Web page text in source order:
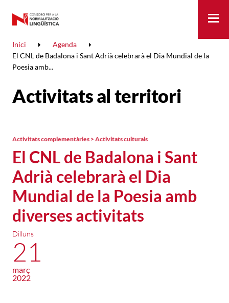
Inici
Agenda
El CNL de Badalona i Sant Adrià celebrarà el Dia Mundial de la
Poesia amb...
Activitats al territori
El CNL de Badalona i Sant
Adrià celebrarà el Dia
Mundial de la Poesia amb
diverses activitats
Activitats complementàries > Activitats culturals
Dilluns
21
març
2022